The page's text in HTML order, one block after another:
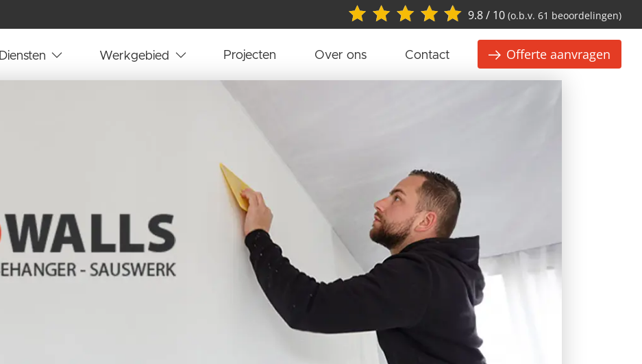
9.8 / 10 (o.b.v. 61 beoordelingen)
Diensten Werkgebied Projecten Over ons Contact Offerte aanvragen